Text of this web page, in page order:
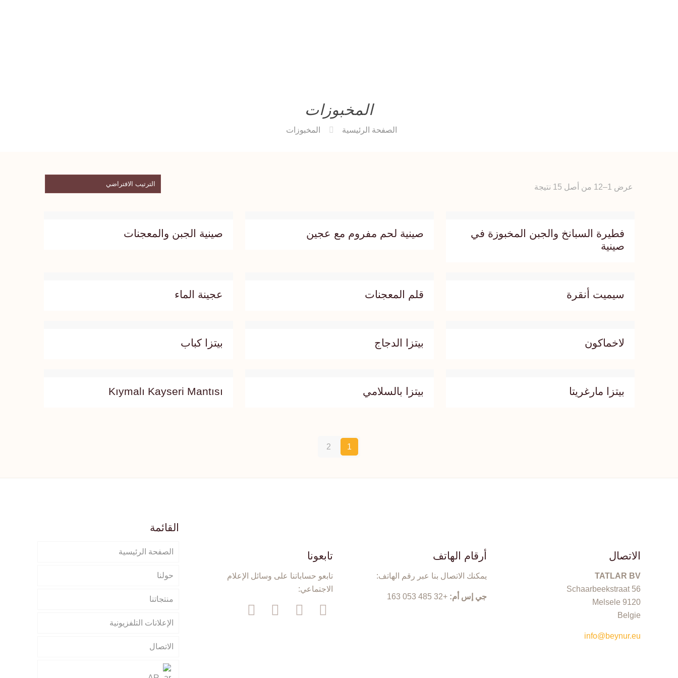
المخبوزات
الصفحة الرئيسية المخبوزات
عرض 1–12 من أصل 15 نتيجة
فطيرة السبانخ والجبن المخبوزة في
صينية
صينية لحم مفروم مع عجين صينية الجبن والمعجنات
سيميت أنقرة قلم المعجنات عجينة الماء
لاخماكون بيتزا الدجاج بيتزا كباب
بيتزا مارغريتا بيتزا بالسلامي Kıymalı Kayseri Mantısı
1
2
الاتصال
TATLAR BV
Schaarbeekstraat 56
9120 Melsele
Belgie
info@beynur.eu
أرقام الهاتف
يمكنك الاتصال بنا عبر رقم الهاتف:
جي إس أم: +32 485 053 163
تابعونا
تابعو حساباتنا على وسائل الإعلام
الاجتماعي:
القائمة
الصفحة الرئيسية
حولنا
منتجاتنا
الإعلانات التلفزيونية
الاتصال